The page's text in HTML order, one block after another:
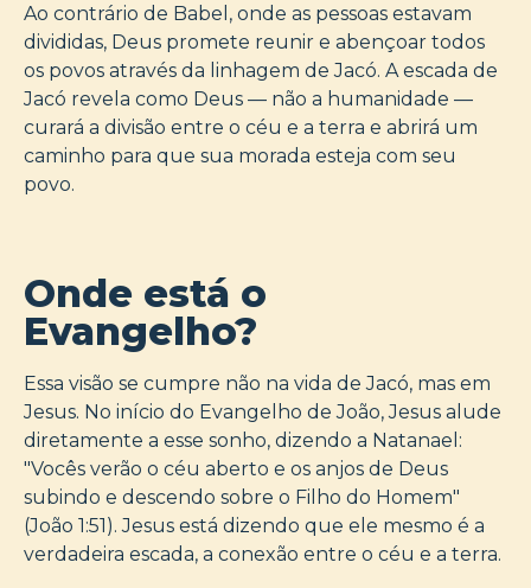
Ao contrário de Babel, onde as pessoas estavam
divididas, Deus promete reunir e abençoar todos
os povos através da linhagem de Jacó. A escada de
Jacó revela como Deus — não a humanidade —
curará a divisão entre o céu e a terra e abrirá um
caminho para que sua morada esteja com seu
povo.
Onde está o
Evangelho?
Essa visão se cumpre não na vida de Jacó, mas em
Jesus. No início do Evangelho de João, Jesus alude
diretamente a esse sonho, dizendo a Natanael:
"Vocês verão o céu aberto e os anjos de Deus
subindo e descendo sobre o Filho do Homem"
(João 1:51). Jesus está dizendo que ele mesmo é a
verdadeira escada, a conexão entre o céu e a terra.